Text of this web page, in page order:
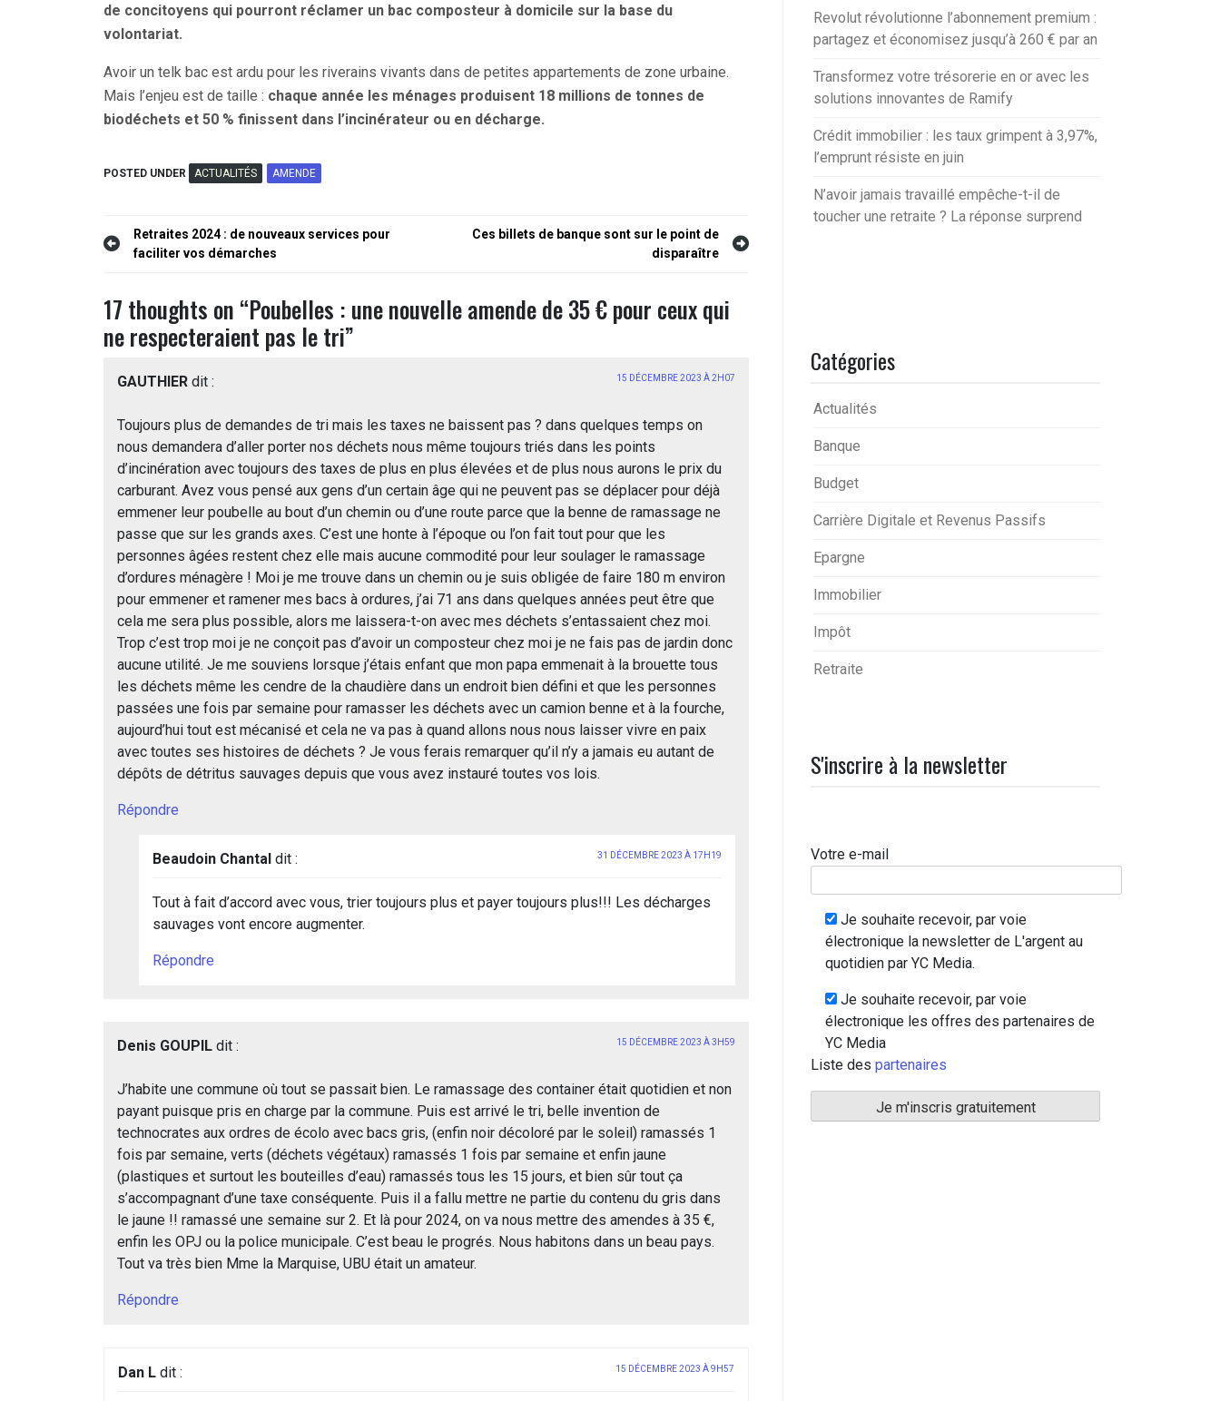
de concitoyens qui pourront réclamer un bac composteur à domicile sur la base du
volontariat.
Avoir un telk bac est ardu pour les riverains vivants dans de petites appartements de zone urbaine.
Mais l’enjeu est de taille : chaque année les ménages produisent 18 millions de tonnes de
biodéchets et 50 % finissent dans l’incinérateur ou en décharge.
POSTED UNDER ACTUALITÉS AMENDE
Navigation
l’article
Retraites 2024 : de nouveaux services pour
faciliter vos démarches
Ces billets de banque sont sur le point de
disparaître
17 thoughts on “Poubelles : une nouvelle amende de 35 € pour ceux qui
ne respecteraient pas le tri”
GAUTHIER dit : 15 DÉCEMBRE 2023 À 2H07
Toujours plus de demandes de tri mais les taxes ne baissent pas ? dans quelques temps on
nous demandera d’aller porter nos déchets nous même toujours triés dans les points
d’incinération avec toujours des taxes de plus en plus élevées et de plus nous aurons le prix du
carburant. Avez vous pensé aux gens d’un certain âge qui ne peuvent pas se déplacer pour déjà
emmener leur poubelle au bout d’un chemin ou d’une route parce que la benne de ramassage ne
passe que sur les grands axes. C’est une honte à l’époque ou l’on fait tout pour que les
personnes âgées restent chez elle mais aucune commodité pour leur soulager le ramassage
d’ordures ménagère ! Moi je me trouve dans un chemin ou je suis obligée de faire 180 m environ
pour emmener et ramener mes bacs à ordures, j’ai 71 ans dans quelques années peut être que
cela me sera plus possible, alors me laissera-t-on avec mes déchets s’entassaient chez moi.
Trop c’est trop moi je ne conçoit pas d’avoir un composteur chez moi je ne fais pas de jardin donc
aucune utilité. Je me souviens lorsque j’étais enfant que mon papa emmenait à la brouette tous
les déchets même les cendre de la chaudière dans un endroit bien défini et que les personnes
passées une fois par semaine pour ramasser les déchets avec un camion benne et à la fourche,
aujourd’hui tout est mécanisé et cela ne va pas à quand allons nous nous laisser vivre en paix
avec toutes ses histoires de déchets ? Je vous ferais remarquer qu’il n’y a jamais eu autant de
dépôts de détritus sauvages depuis que vous avez instauré toutes vos lois.
Répondre
Beaudoin Chantal dit : 31 DÉCEMBRE 2023 À 17H19
Tout à fait d’accord avec vous, trier toujours plus et payer toujours plus!!! Les décharges
sauvages vont encore augmenter.
Répondre
Denis GOUPIL dit : 15 DÉCEMBRE 2023 À 3H59
J’habite une commune où tout se passait bien. Le ramassage des container était quotidien et non
payant puisque pris en charge par la commune. Puis est arrivé le tri, belle invention de
technocrates aux ordres de écolo avec bacs gris, (enfin noir décoloré par le soleil) ramassés 1
fois par semaine, verts (déchets végétaux) ramassés 1 fois par semaine et enfin jaune
(plastiques et surtout les bouteilles d’eau) ramassés tous les 15 jours, et bien sûr tout ça
s’accompagnant d’une taxe conséquente. Puis il a fallu mettre ne partie du contenu du gris dans
le jaune !! ramassé une semaine sur 2. Et là pour 2024, on va nous mettre des amendes à 35 €,
enfin les OPJ ou la police municipale. C’est beau le progrés. Nous habitons dans un beau pays.
Tout va très bien Mme la Marquise, UBU était un amateur.
Répondre
Dan L dit : 15 DÉCEMBRE 2023 À 9H57
Revolut révolutionne l’abonnement premium :
partagez et économisez jusqu’à 260 € par an
Transformez votre trésorerie en or avec les
solutions innovantes de Ramify
Crédit immobilier : les taux grimpent à 3,97%,
l’emprunt résiste en juin
N’avoir jamais travaillé empêche-t-il de
toucher une retraite ? La réponse surprend
Catégories
Actualités
Banque
Budget
Carrière Digitale et Revenus Passifs
Epargne
Immobilier
Impôt
Retraite
S'inscrire à la newsletter
Votre e-mail
Je souhaite recevoir, par voie
électronique la newsletter de L'argent au
quotidien par YC Media.
Je souhaite recevoir, par voie
électronique les offres des partenaires de
YC Media
Liste des partenaires